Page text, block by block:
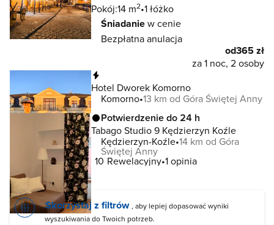
Pokój:14 m2 1 łóżko
Śniadaniew cenie
Bezpłatna anulacja
od365 zł
za 1 noc, 2 osoby
Hotel Dworek Komorno
Komorno 13 km od Góra Świętej Anny
Potwierdzenie do 24 h
Tabago Studio 9 Kędzierzyn Koźle
Kędzierzyn-Koźle 14 km od Góra
Świętej Anny
10 Rewelacyjny 1 opinia
Skorzystaj z filtrów , aby lepiej dopasować wyniki
wyszukiwania do Twoich potrzeb.